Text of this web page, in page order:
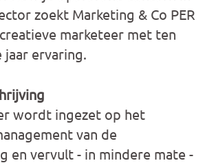
zoekt Marketing & Co PER
creatieve marketeer met ten
ervaring.
wordt ingezet op het
van de
en vervult - in mindere mate -